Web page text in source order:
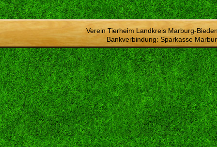
Verein Tierheim Landkreis Marburg-
Bankverbindung: Sparkasse